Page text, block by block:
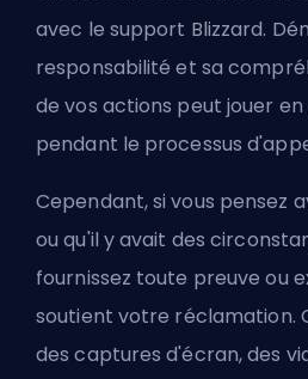
avec le support Blizzard.
responsabilité et sa
de vos actions peut jouer
pendant le processus
Cependant, si vous pensez
ou qu'il y avait des
fournissez toute preuve ou
soutient votre réclamation.
des captures d'écran, des